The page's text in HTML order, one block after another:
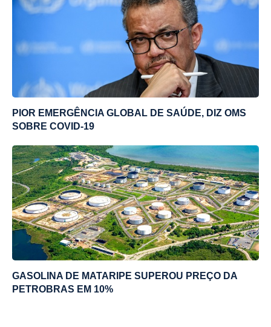
PIOR EMERGÊNCIA GLOBAL DE SAÚDE, DIZ OMS
SOBRE COVID-19
GASOLINA DE MATARIPE SUPEROU PREÇO DA
PETROBRAS EM 10%